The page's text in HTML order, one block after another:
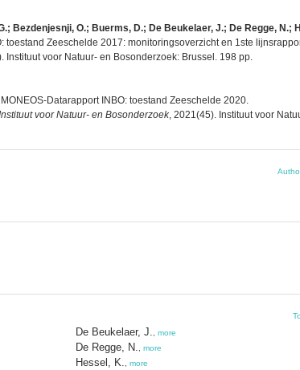
Bezdenjesnji, O.; Buerms, D.; De Beukelaer, J.; De Regge, N.;
toestand Zeeschelde 2017: monitoringsoverzicht en 1ste
Instituut voor Natuur- en Bosonderzoek: Brussel. 198 pp.
Datarapport INBO: toestand Zeeschelde 2020.
voor Natuur- en Bosonderzoek, 2021(45). Instituut voor
De Beukelaer, J. more
De Regge, N. more
Hessel, K. more